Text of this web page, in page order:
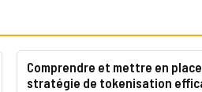
Comprendre et mettre en
stratégie de tokenisation